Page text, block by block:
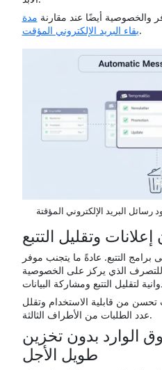
والخصوصية أيضًا عند مقارنة مدة
بقاء البريد الإلكتروني المؤقت.
وتقليل التتبع
برامج التتبع. عادةً ما يتجنب موفر
للتصرف الذي يركز على الخصوصية
تحسن من قابلية الاستخدام وتقلل
عدد الطلبات من الأطراف الثالثة.
الوارد بدون تخزين
طويل الأجل